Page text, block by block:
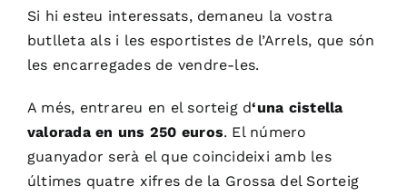
Si hi esteu interessats, demaneu la vostra
butlleta als i les esportistes de l’Arrels, que són
les encarregades de vendre-les.
A més, entrareu en el sorteig d‘una cistella
valorada en uns 250 euros. El número
guanyador serà el que coincideixi amb les
últimes quatre xifres de la Grossa del Sorteig